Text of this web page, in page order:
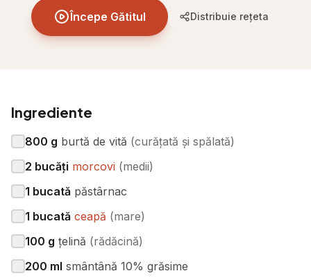
Începe Gătitul Distribuie rețeta
Ingrediente
800 g burtă de vită (curățată și spălată)
2 bucăți morcovi (medii)
1 bucată păstârnac
1 bucată ceapă (mare)
100 g țelină (rădăcină)
200 ml smântână 10% grăsime